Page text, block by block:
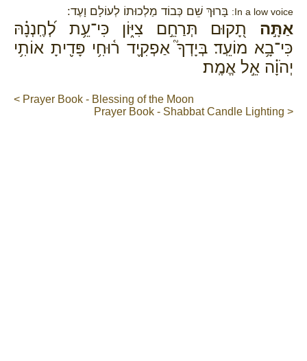
In a low voice: בָּרוּךְ שֵׁם כְּבוֹד מַלְכוּתוֹ לְעוֹלָם וָעֶד:
אַתָּ֣ה תָ֭קוּם תְּרַחֵ֣ם צִיּ֑וֹן כִּי־עֵ֥ת לְ֝חֶֽנְנָ֗הּ
כִּי־בָ֥א מוֹעֵֽד׃ בְּיָדְךָ֮ אַפְקִ֢יד ר֫וּחִ֥י פָּדִ֖יתָ אוֹתִ֥י
יְהֹוָ֗ה אֵ֣ל אֱמֶֽת׃
< Prayer Book - Blessing of the Moon
Prayer Book - Shabbat Candle Lighting >